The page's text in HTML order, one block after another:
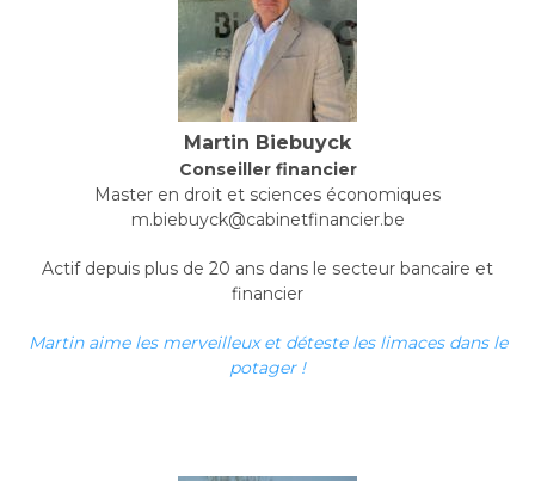
Martin Biebuyck
Conseiller financier
Master en droit et sciences économiques
m.biebuyck@cabinetfinancier.be
Actif depuis plus de 20 ans dans le secteur bancaire et
financier
Martin aime les merveilleux et déteste les limaces dans le
potager !